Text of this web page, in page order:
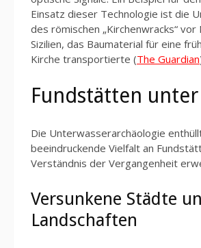
Einsatz dieser Technologie ist die
des römischen „Kirchenwracks“ vor
Sizilien, das Baumaterial für eine
Kirche transportierte (The Guardian
Fundstätten unter
Die Unterwasserarchäologie
beeindruckende Vielfalt an
Verständnis der Vergangenheit
Versunkene Städte
Landschaften